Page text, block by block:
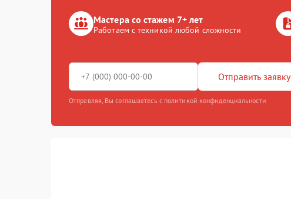
Мастера со стажем 7+ лет
Работаем с техникой любой сложности
Отправить заявку
Отправляя, Вы соглашаетесь с политикой конфиденциальности